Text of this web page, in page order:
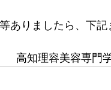
ありましたら、下
門学校　事務